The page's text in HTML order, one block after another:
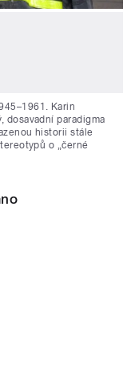
Karin
dosavadní paradigma
historii stále
o „černé